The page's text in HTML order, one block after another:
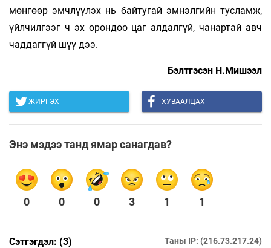
мөнгөөр эмчлүүлэх нь байтугай эмнэлгийн тусламж,
үйлчилгээг ч эх орондоо цаг алдалгүй, чанартай авч
чаддаггүй шүү дээ.
Бэлтгэсэн Н.Мишээл
ЖИРГЭХ ХУВААЛЦАХ
Энэ мэдээ танд ямар санагдав?
0 0 0 3 1 1
Сэтгэгдэл: (3) Таны IP: (216.73.217.24)